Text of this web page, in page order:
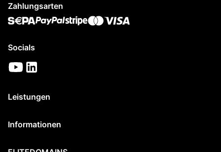
Zahlungsarten
Leistungen
Socials
Informationen